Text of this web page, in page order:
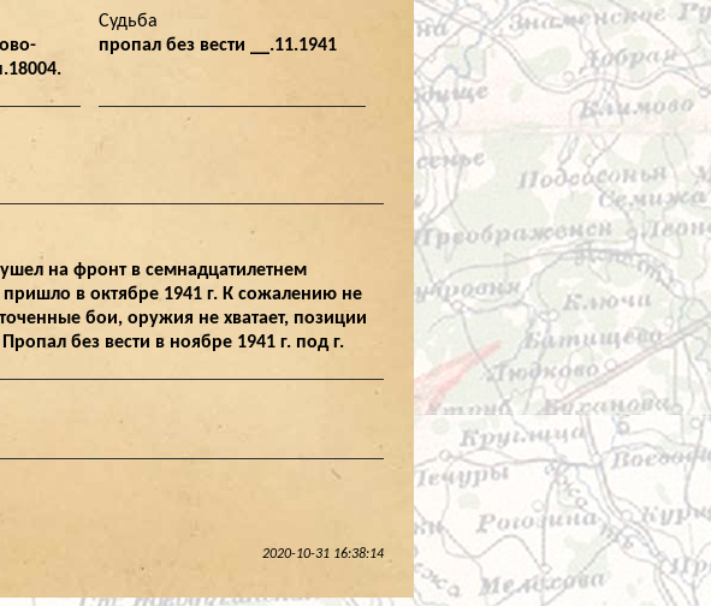
Судьба
пропал без вести __.11.1941
на фронт в семнадцатилетнем
пришло в октябре 1941 г. К сожалению не
бои, оружия не хватает, позиции
без вести в ноябре 1941 г. под г.
2020-10-31 16:38:14